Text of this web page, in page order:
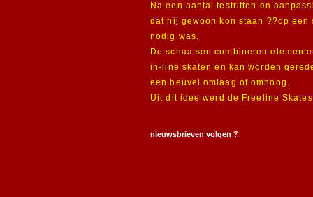
Na een aantal testritten en
dat hij gewoon kon staan ??op
nodig was.
De schaatsen combineren
in-line skaten en kan worden
een heuvel omlaag of omhoog.
Uit dit idee werd de Freeline
nieuwsbrieven volgen ?